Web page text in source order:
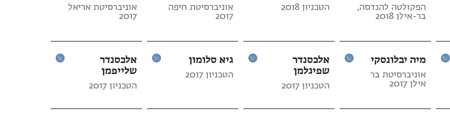
הפקולטה להנדסה,
בר-אילן 2018
הטכניון 2018
אוניברסיטת חיפה
2017
אוניברסיטת אריאל
2017
מיה יבלונסקי
אוניברסיטת בר
אילן 2017
אלכסנדר
שפיגלמן
הטכניון 2017
גיא סלומון
הטכניון 2017
אלכסנדר
שלייפמן
הטכניון 2017